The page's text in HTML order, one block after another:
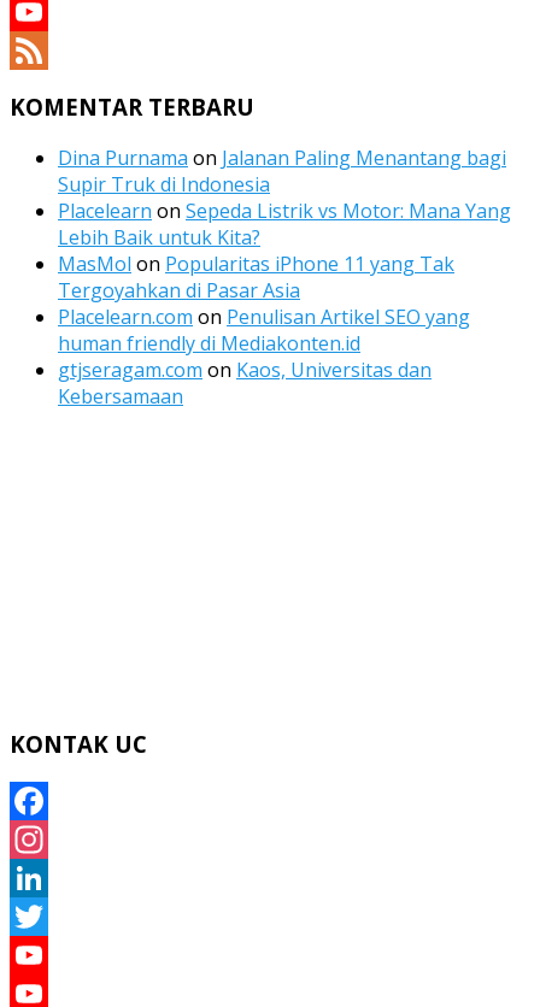
YouTube
YouTube
KOMENTAR TERBARU
Dina Purnama on Jalanan Paling Menantang bagi
Supir Truk di Indonesia
Placelearn on Sepeda Listrik vs Motor: Mana Yang
Lebih Baik untuk Kita?
MasMol on Popularitas iPhone 11 yang Tak
Tergoyahkan di Pasar Asia
Placelearn.com on Penulisan Artikel SEO yang
human friendly di Mediakonten.id
gtjseragam.com on Kaos, Universitas dan
Kebersamaan
KONTAK UC
Facebook
Instagram
LinkedIn
Twitter
YouTube